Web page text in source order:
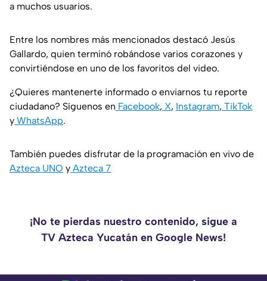
a muchos usuarios.
Entre los nombres más mencionados destacó Jesús
Gallardo, quien terminó robándose varios corazones y
convirtiéndose en uno de los favoritos del video.
¿Quieres mantenerte informado o enviarnos tu reporte
ciudadano? Síguenos en Facebook, X, Instagram, TikTok
y WhatsApp.
También puedes disfrutar de la programación en vivo de
Azteca UNO y Azteca 7
¡No te pierdas nuestro contenido, sigue a
TV Azteca Yucatán en Google News!